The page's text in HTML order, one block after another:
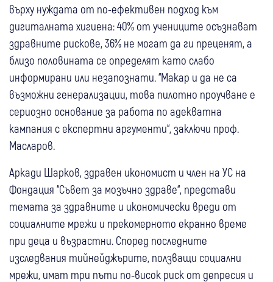
върху нуждата от по-ефективен подход към
дигиталната хигиена: 40% от учениците осъзнават
здравните рискове, 36% не могат да ги преценят, а
близо половината се определят като слабо
информирани или незапознати. “Макар и да не са
възможни генерализации, това пилотно проучване е
сериозно основание за работа по адекватна
кампания с експертни аргументи“, заключи проф.
Масларов.
Аркади Шарков, здравен икономист и член на УС на
Фондация “Съвет за мозъчно здраве“, представи
темата за здравните и икономически вреди от
социалните мрежи и прекомерното екранно време
при деца и възрастни. Според последните
изследвания тийнейджърите, ползващи социални
мрежи, имат три пъти по-висок риск от депресия и